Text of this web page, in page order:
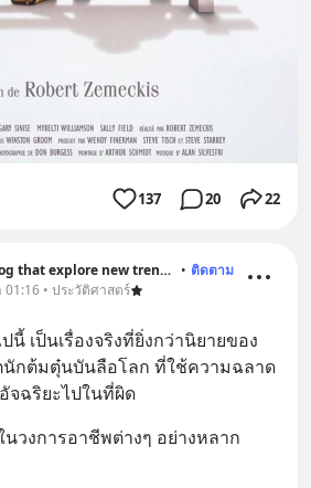
137 20 22
No.1 lifestyle blog that explore new trend and history • ติดตาม
01:16 • ประวัติศาสตร์
นี้ เป็นเรื่องจริงที่ยิ่งกว่านิยายของ
นักต้มตุ๋นบันลือโลก ที่ใช้ความฉลาด
จฉริยะไปในที่ผิด
นวงการอาชีพต่างๆ อย่างหลาก